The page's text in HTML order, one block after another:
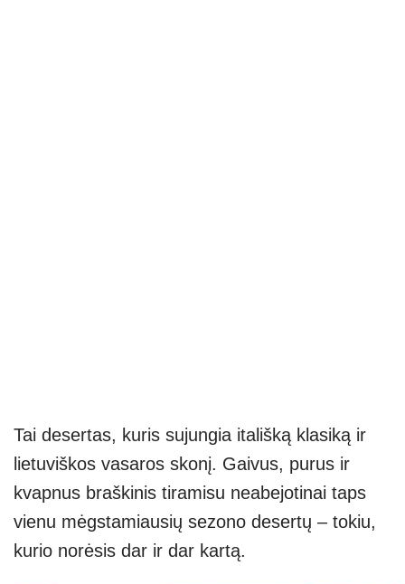
Tai desertas, kuris sujungia itališką klasiką ir
lietuviškos vasaros skonį. Gaivus, purus ir
kvapnus braškinis tiramisu neabejotinai taps
vienu mėgstamiausių sezono desertų – tokiu,
kurio norėsis dar ir dar kartą.